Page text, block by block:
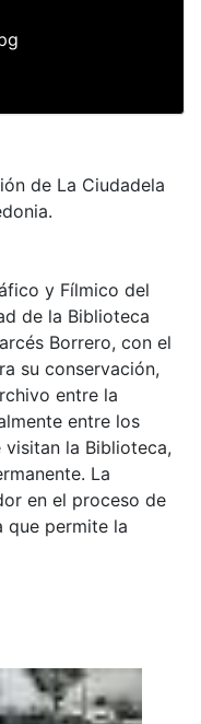
de La Ciudadela
y Fílmico del
de la Biblioteca
Borrero, con el
su conservación,
entre la
entre los
la Biblioteca,
La
en el proceso de
que permite la